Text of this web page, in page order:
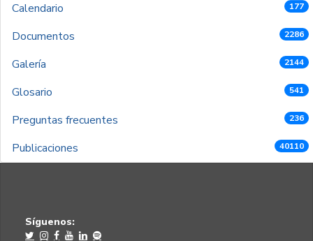
Calendario
177
Documentos 2286
Galería 2144
Glosario 541
Preguntas frecuentes 236
Publicaciones 40110
Síguenos: